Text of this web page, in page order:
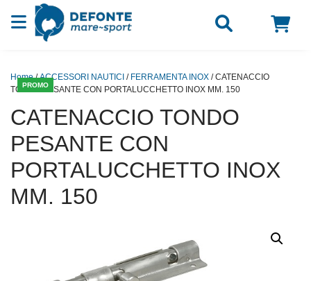
Vai al contenuto
PROMO
Home/ACCESSORI NAUTICI / FERRAMENTA INOX / CATENACCIO
TONDO PESANTE CON PORTALUCCHETTO INOX MM. 150
CATENACCIO TONDO
PESANTE CON
PORTALUCCHETTO INOX
MM. 150